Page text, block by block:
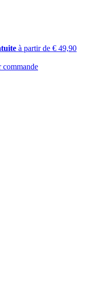
à partir de € 49,90
commande